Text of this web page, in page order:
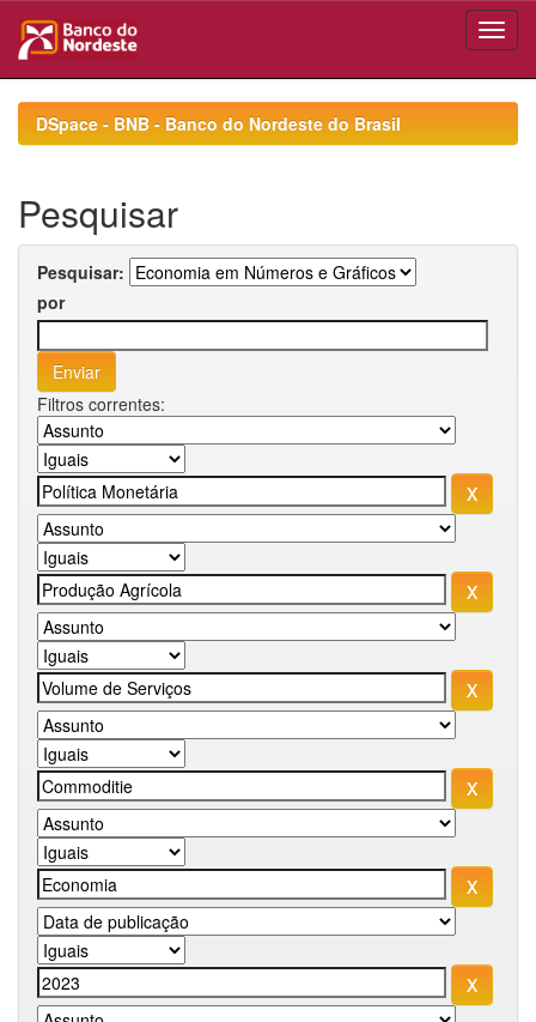
navigationDSpace - BNB - Banco do Nordeste do Brasil
Pesquisar
Pesquisar:
por
Filtros correntes: